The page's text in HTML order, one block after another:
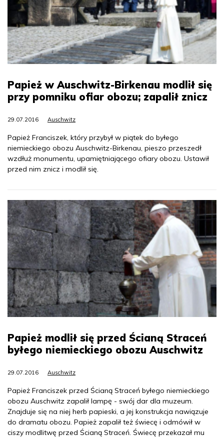
Papież w Auschwitz-Birkenau modlił się
przy pomniku ofiar obozu; zapalił znicz
29.07.2016 Auschwitz
Papież Franciszek, który przybył w piątek do byłego
niemieckiego obozu Auschwitz-Birkenau, pieszo przeszedł
wzdłuż monumentu, upamiętniającego ofiary obozu. Ustawił
przed nim znicz i modlił się.
Papież modlił się przed Ścianą Straceń
byłego niemieckiego obozu Auschwitz
29.07.2016 Auschwitz
Papież Franciszek przed Ścianą Straceń byłego niemieckiego
obozu Auschwitz zapalił lampę - swój dar dla muzeum.
Znajduje się na niej herb papieski, a jej konstrukcja nawiązuje
do dramatu obozu. Papież zapalił też świecę i odmówił w
ciszy modlitwę przed Ścianą Straceń. Świecę przekazał mu